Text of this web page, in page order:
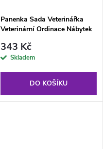
Panenka Sada Veterinářka
Veterinární Ordinace Nábytek
343 Kč
Skladem
DO KOŠÍKU